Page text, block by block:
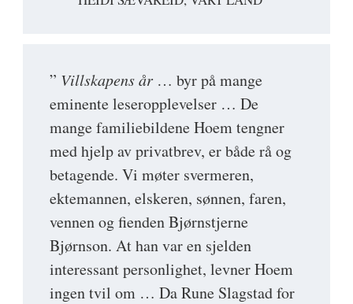
” Villskapens år … byr på mange
eminente leseropplevelser … De
mange familiebildene Hoem tengner
med hjelp av privatbrev, er både rå og
betagende. Vi møter svermeren,
ektemannen, elskeren, sønnen, faren,
vennen og fienden Bjørnstjerne
Bjørnson. At han var en sjelden
interessant personlighet, levner Hoem
ingen tvil om … Da Rune Slagstad for